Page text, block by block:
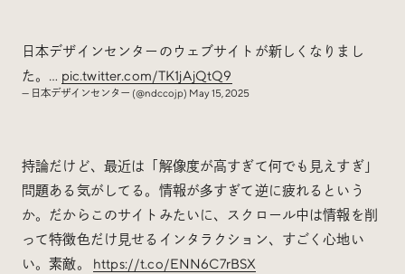
日本デザインセンターのウェブサイトが新しくなりまし
た。… pic.twitter.com/TK1jAjQtQ9
— 日本デザインセンター (@ndccojp) May 15, 2025
持論だけど、最近は「解像度が高すぎて何でも見えすぎ」
問題ある気がしてる。情報が多すぎて逆に疲れるという
か。だからこのサイトみたいに、スクロール中は情報を削
って特徴色だけ見せるインタラクション、すごく心地い
い。素敵。 https://t.co/ENN6C7rBSX